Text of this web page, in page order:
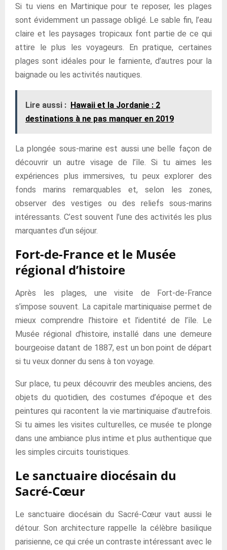
Si tu viens en Martinique pour te reposer, les plages
sont évidemment un passage obligé. Le sable fin, l’eau
claire et les paysages tropicaux font partie de ce qui
attire le plus les voyageurs. En pratique, certaines
plages sont idéales pour le farniente, d’autres pour la
baignade ou les activités nautiques.
Lire aussi : Hawaii et la Jordanie : 2
destinations à ne pas manquer en 2019
La plongée sous-marine est aussi une belle façon de
découvrir un autre visage de l’île. Si tu aimes les
expériences plus immersives, tu peux explorer des
fonds marins remarquables et, selon les zones,
observer des vestiges ou des reliefs sous-marins
intéressants. C’est souvent l’une des activités les plus
marquantes d’un séjour.
Fort-de-France et le Musée
régional d’histoire
Après les plages, une visite de Fort-de-France
s’impose souvent. La capitale martiniquaise permet de
mieux comprendre l’histoire et l’identité de l’île. Le
Musée régional d’histoire, installé dans une demeure
bourgeoise datant de 1887, est un bon point de départ
si tu veux donner du sens à ton voyage.
Sur place, tu peux découvrir des meubles anciens, des
objets du quotidien, des costumes d’époque et des
peintures qui racontent la vie martiniquaise d’autrefois.
Si tu aimes les visites culturelles, ce musée te plonge
dans une ambiance plus intime et plus authentique que
les simples circuits touristiques.
Le sanctuaire diocésain du
Sacré-Cœur
Le sanctuaire diocésain du Sacré-Cœur vaut aussi le
détour. Son architecture rappelle la célèbre basilique
parisienne, ce qui crée un contraste intéressant avec le